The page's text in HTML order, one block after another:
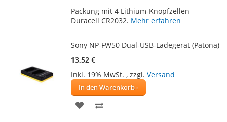
HINZUFÜGEN
HINZUFÜGEN
Packung mit 4 Lithium-Knopfzellen
Duracell CR2032. Mehr erfahren
Sony NP-FW50 Dual-USB-Ladegerät (Patona)
13,52 €
Inkl. 19% MwSt. , zzgl. Versand
In den Warenkorb
ZUR